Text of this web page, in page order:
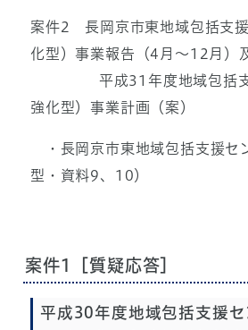
案件2 長岡京市東地域包括支
化型）事業報告（4月～12月）
平成31年度地域包括支援
強化型）事業計画（案）
・長岡京市東地域包括支援セ
型・資料9、10）
案件1［質疑応答］
平成30年度地域包括支援セ